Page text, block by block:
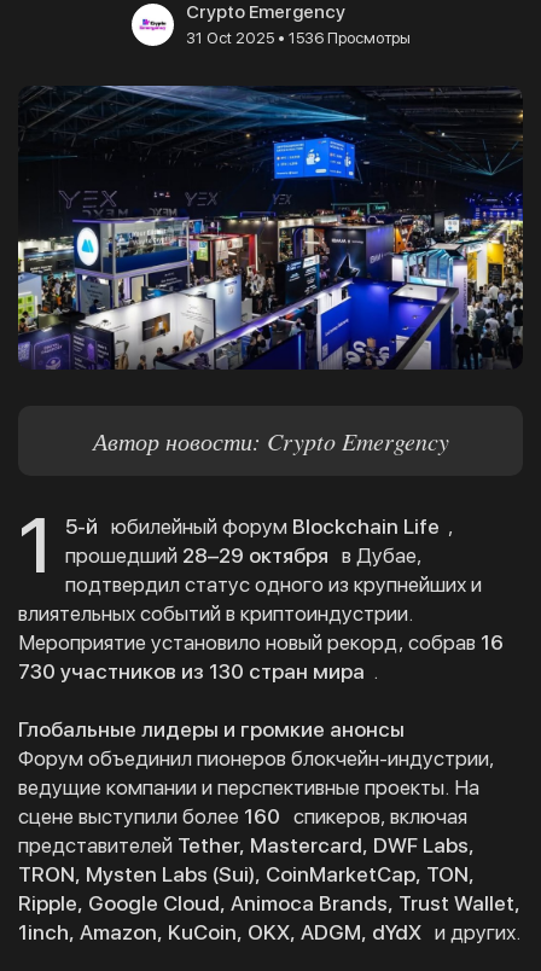
Crypto Emergency
31 Oct 2025• 1536 Просмотры
Автор новости: Crypto Emergency
1 5-й юбилейный форум Blockchain Life ,
прошедший 28–29 октября в Дубае,
подтвердил статус одного из крупнейших и
влиятельных событий в криптоиндустрии.
Мероприятие установило новый рекорд, собрав 16
730 участников из 130 стран мира .
Глобальные лидеры и громкие анонсы
Форум объединил пионеров блокчейн-индустрии,
ведущие компании и перспективные проекты. На
сцене выступили более 160 спикеров, включая
представителей Tether, Mastercard, DWF Labs,
TRON, Mysten Labs (Sui), CoinMarketCap, TON,
Ripple, Google Cloud, Animoca Brands, Trust Wallet,
1inch, Amazon, KuCoin, OKX, ADGM, dYdX и других.